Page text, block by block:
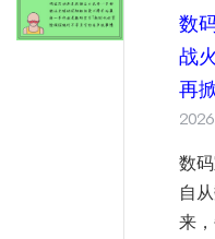
数
战
再
数
自
来